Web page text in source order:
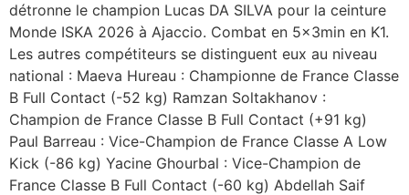
détronne le champion Lucas DA SILVA pour la ceinture
Monde ISKA 2026 à Ajaccio. Combat en 5x3min en K1.
Les autres compétiteurs se distinguent eux au niveau
national : Maeva Hureau : Championne de France Classe
B Full Contact (-52 kg) Ramzan Soltakhanov :
Champion de France Classe B Full Contact (+91 kg)
Paul Barreau : Vice-Champion de France Classe A Low
Kick (-86 kg) Yacine Ghourbal : Vice-Champion de
France Classe B Full Contact (-60 kg) Abdellah Saif